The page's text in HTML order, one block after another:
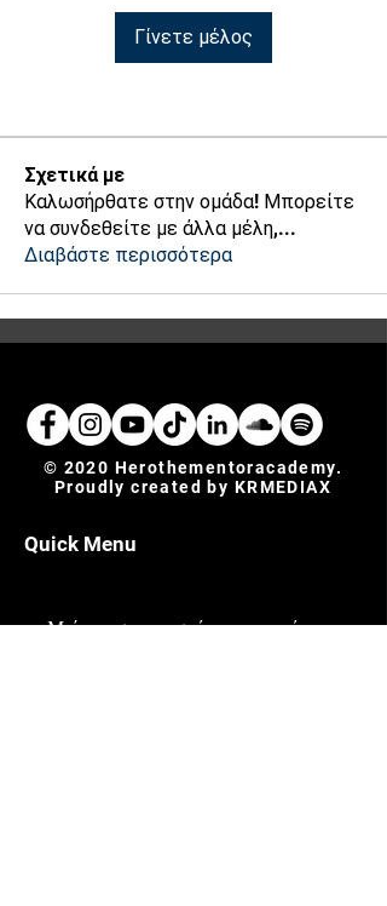
Γίνετε μέλος
Σχετικά με
Καλωσήρθατε στην ομάδα! Μπορείτε
να συνδεθείτε με άλλα μέλη,...
Διαβάστε περισσότερα
© 2020 Herothementoracademy.
Proudly created by KRMEDIAX
Quick Menu
Μείνετε συντονισμένοι για τα νέα μας